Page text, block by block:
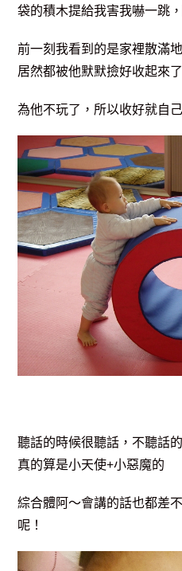
袋的積木提給我害我嚇一跳
前一刻我看到的是家裡散滿
居然都被他默默撿好收起來
為他不玩了，所以收好就自
聽話的時候很聽話，不聽話
真的算是小天使+小惡魔的
綜合體阿～會講的話也都差
呢！